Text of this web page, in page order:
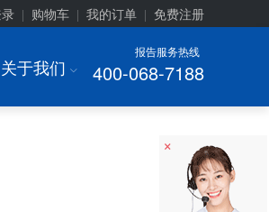
购物车 我的订单 免费注册
报告服务热线
400-068-7188
关于我们 I
×